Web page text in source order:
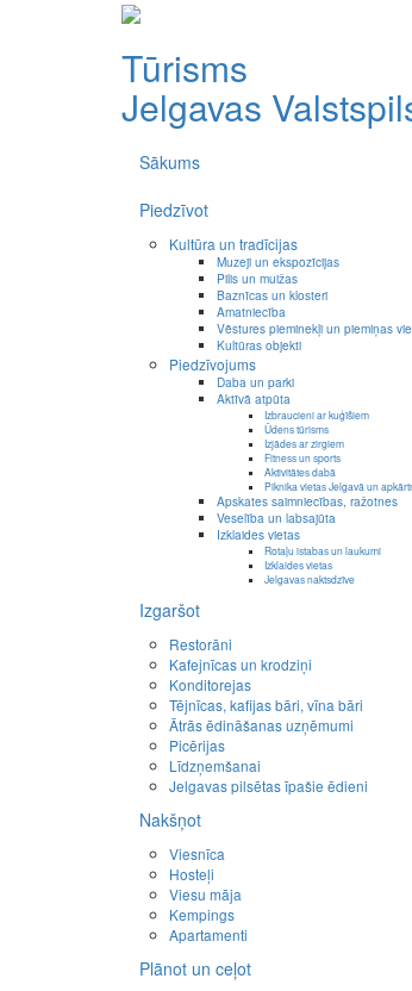
Tūrisms
Jelgavas
Sākums
Piedzīvot
Kultūra un tradīcijas
Muzeji un ekspozīcijas
Pilis un muižas
Baznīcas un klosteri
Amatniecība
Vēstures pieminekļi un piemiņas
Kultūras objekti
Piedzīvojums
Daba un parki
Aktīvā atpūta
Izbraucieni ar kuģīšiem
Ūdens tūrisms
Izjādes ar zirgiem
Fitness un sports
Aktivitātes dabā
Piknika vietas Jelgavā un
Apskates saimniecības, ražotnes
Veselība un labsajūta
Izklaides vietas
Rotaļu istabas un laukumi
Izklaides vietas
Jelgavas naktsdzīve
Izgaršot
Restorāni
Kafejnīcas un krodziņi
Konditorejas
Tējnīcas, kafijas bāri, vīna bāri
Ātrās ēdināšanas uzņēmumi
Picērijas
Līdzņemšanai
Jelgavas pilsētas īpašie ēdieni
Nakšņot
Viesnīca
Hosteļi
Viesu māja
Kempings
Apartamenti
Plānot un ceļot